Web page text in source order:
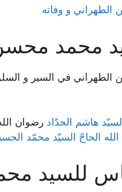
و وفاته
محمد
الطهراني في السير و
هاشم الحدّاد رضوان
‌الله الحاجّ السیّد محمّد
للسيد